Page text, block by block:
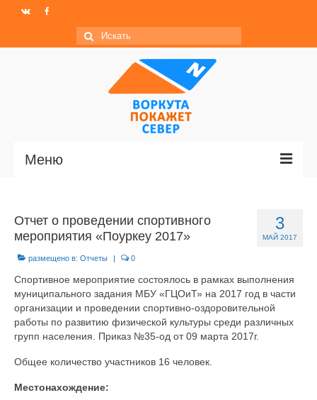
Искать:
Меню
Новости
МО ГО «Воркута»
Базы отдыха
О центре
Контакты
3
МАЙ 2017
Отчет о проведении спортивного
мероприятия «Поуркеу 2017»
размещено в: Отчеты | 0
Спортивное мероприятие состоялось в рамках выполнения
муниципального задания МБУ «ГЦОиТ» на 2017 год в части
организации и проведении спортивно-оздоровительной
работы по развитию физической культуры среди различных
групп населения. Приказ №35-од от 09 марта 2017г.
Общее количество участников 16 человек.
Местонахождение: